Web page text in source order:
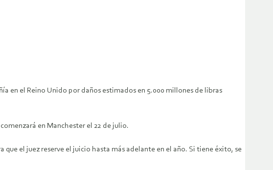
en el Reino Unido por daños estimados en 5.000 millones de libras
en Manchester el 22 de julio.
que el juez reserve el juicio hasta más adelante en el año. Si tiene éxito, se